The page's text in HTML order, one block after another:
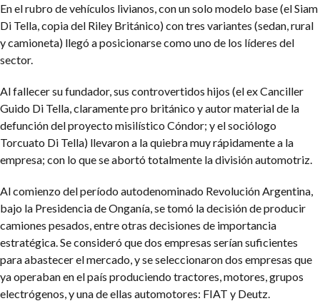
En el rubro de vehículos livianos, con un solo modelo base (el Siam
Di Tella, copia del Riley Británico) con tres variantes (sedan, rural
y camioneta) llegó a posicionarse como uno de los líderes del
sector.
Al fallecer su fundador, sus controvertidos hijos (el ex Canciller
Guido Di Tella, claramente pro británico y autor material de la
defunción del proyecto misilístico Cóndor; y el sociólogo
Torcuato Di Tella) llevaron a la quiebra muy rápidamente a la
empresa; con lo que se abortó totalmente la división automotriz.
Al comienzo del período autodenominado Revolución Argentina,
bajo la Presidencia de Onganía, se tomó la decisión de producir
camiones pesados, entre otras decisiones de importancia
estratégica. Se consideró que dos empresas serían suficientes
para abastecer el mercado, y se seleccionaron dos empresas que
ya operaban en el país produciendo tractores, motores, grupos
electrógenos, y una de ellas automotores: FIAT y Deutz.